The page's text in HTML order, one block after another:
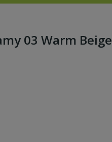
03 Warm Beige